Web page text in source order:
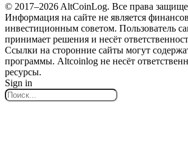
© 2017–2026 AltCoinLog. Все права
Информация на сайте не является
инвестиционным советом. Пользователь
принимает решения и несёт
Ссылки на сторонние сайты могут
программы. Altcoinlog не несёт
ресурсы.
Sign in